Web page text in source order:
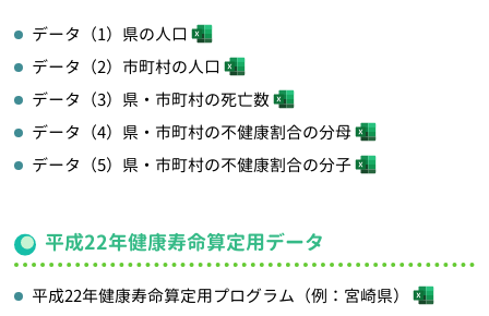
データ（1）県の人口
データ（2）市町村の人口
データ（3）県・市町村の死亡数
データ（4）県・市町村の不健康割合の分母
データ（5）県・市町村の不健康割合の分子
平成22年健康寿命算定用データ
平成22年健康寿命算定用プログラム（例：宮崎県）